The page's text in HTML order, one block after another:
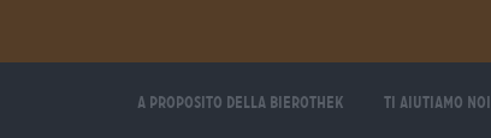
A proposito della Bierothek Ti aiutiamo noi